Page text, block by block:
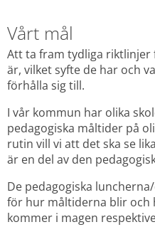
Vårt mål
Att ta fram tydliga riktlinjer
är, vilket syfte de har och
förhålla sig till.
I vår kommun har olika
pedagogiska måltider på
rutin vill vi att det ska se
är en del av den
De pedagogiska
för hur måltiderna blir och
kommer i magen